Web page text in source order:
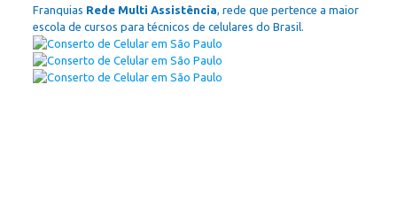
Franquias Rede Multi Assistência, rede que pertence a maior
escola de cursos para técnicos de celulares do Brasil.